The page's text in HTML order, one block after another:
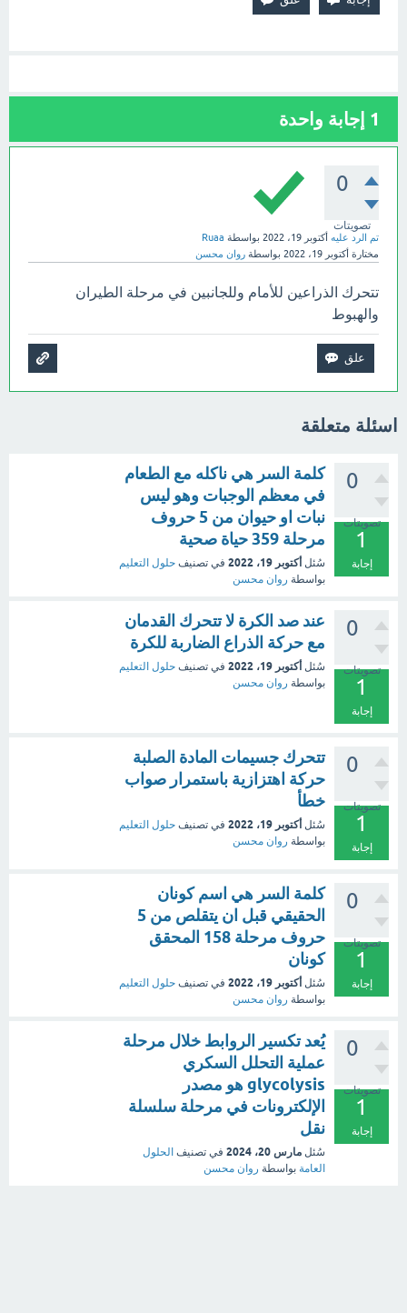
1 إجابة واحدة
0
تصويتات
تم الرد عليه أكتوبر 19، 2022 بواسطة Ruaa
مختارة أكتوبر 19، 2022 بواسطة روان محسن
تتحرك الذراعين للأمام وللجانبين في مرحلة الطيران
والهبوط
اسئلة متعلقة
0
تصويتات
1
إجابة
كلمة السر هي ناكله مع الطعام
في معظم الوجبات وهو ليس
نبات او حيوان من 5 حروف
مرحلة 359 حياة صحية
سُئل أكتوبر 19، 2022 في تصنيف حلول التعليم
بواسطة روان محسن
0
تصويتات
1
إجابة
عند صد الكرة لا تتحرك القدمان
مع حركة الذراع الضاربة للكرة
سُئل أكتوبر 19، 2022 في تصنيف حلول التعليم
بواسطة روان محسن
0
تصويتات
1
إجابة
تتحرك جسيمات المادة الصلبة
حركة اهتزازية باستمرار صواب
خطأ
سُئل أكتوبر 19، 2022 في تصنيف حلول التعليم
بواسطة روان محسن
0
تصويتات
1
إجابة
كلمة السر هي اسم كونان
الحقيقي قبل ان يتقلص من 5
حروف مرحلة 158 المحقق
كونان
سُئل أكتوبر 19، 2022 في تصنيف حلول التعليم
بواسطة روان محسن
0
تصويتات
1
إجابة
يُعد تكسير الروابط خلال مرحلة
عملية التحلل السكري
glycolysis هو مصدر
الإلكترونات في مرحلة سلسلة
نقل
سُئل مارس 20، 2024 في تصنيف الحلول
العامة بواسطة روان محسن